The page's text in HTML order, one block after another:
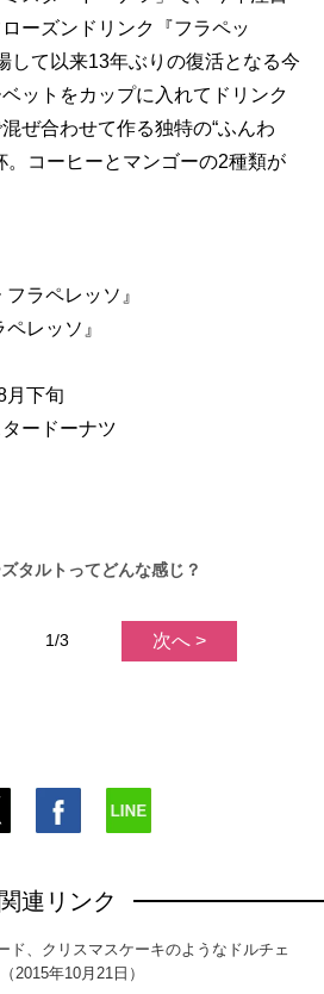
ーズンドリンク『フラペッ
して以来13年ぶりの復活となる今
ットをカップに入れてドリンク
ぜ合わせて作る独特の“ふんわ
。コーヒーとマンゴーの2種類が
ラペレッソ』
レッソ』
月下旬
ードーナツ
タルトってどんな感じ？
1/3 次へ >
関連リンク
ド、クリスマスケーキのようなドルチェ
2015年10月21日）